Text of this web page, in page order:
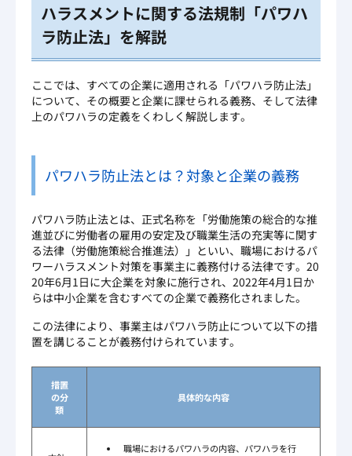
ハラスメントに関する法規制「パワハ
ラ防止法」を解説
ここでは、すべての企業に適用される「パワハラ防止法」
について、その概要と企業に課せられる義務、そして法律
上のパワハラの定義をくわしく解説します。
パワハラ防止法とは？対象と企業の義務
パワハラ防止法とは、正式名称を「労働施策の総合的な推
進並びに労働者の雇用の安定及び職業生活の充実等に関す
る法律（労働施策総合推進法）」といい、職場におけるパ
ワーハラスメント対策を事業主に義務付ける法律です。20
20年6月1日に大企業を対象に施行され、2022年4月1日か
らは中小企業を含むすべての企業で義務化されました。
この法律により、事業主はパワハラ防止について以下の措
置を講じることが義務付けられています。
措置
の分
類
具体的な内容
職場におけるパワハラの内容、パワハラを行